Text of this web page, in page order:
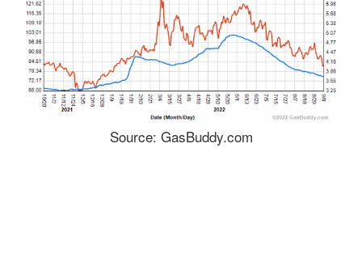
Source: GasBuddy.com